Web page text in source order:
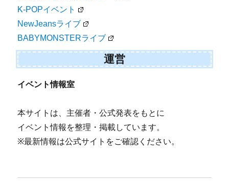
K-POPイベント
NewJeansライブ
BABYMONSTERライブ
運営
イベント情報室
本サイトは、主催者・公式発表をもとに
イベント情報を整理・掲載しています。
※最新情報は公式サイトをご確認ください。